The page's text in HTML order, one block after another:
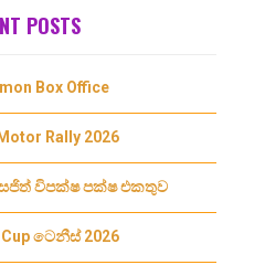
POSTS
Box Office
Rally 2026
විපක්ෂ පක්ෂ එකතුව
Cup ටෙනීස් 2026